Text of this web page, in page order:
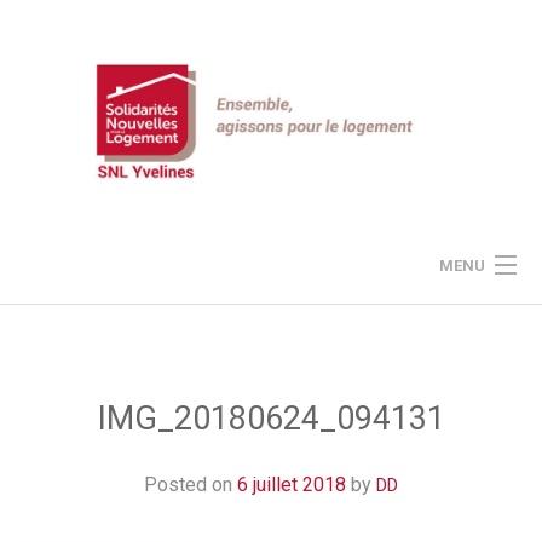
MENU
LE PROJET SNLIMG_20180624_094131
Posted on 6 juillet 2018 by DD